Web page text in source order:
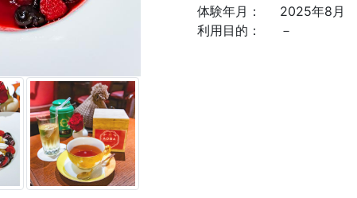
体験年月： 2025年8月
利用目的：
－